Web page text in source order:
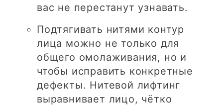
вас не перестанут узнавать.
Подтягивать нитями контур
лица можно не только для
общего омолаживания, но и
чтобы исправить конкретные
дефекты. Нитевой лифтинг
выравнивает лицо, чётко